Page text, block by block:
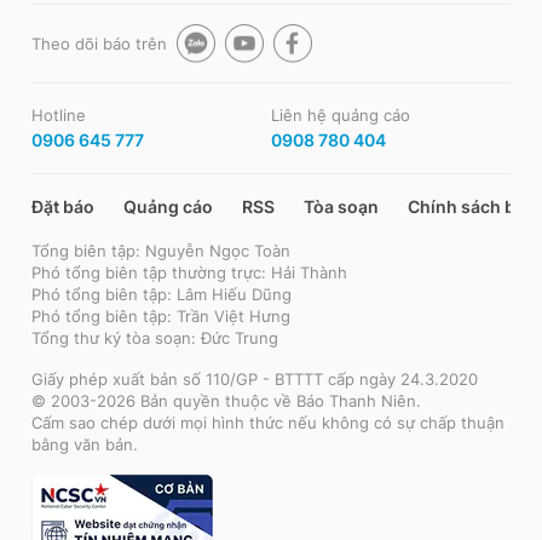
Theo dõi báo trên
Hotline
0906 645 777
Liên hệ quảng cáo
0908 780 404
Đặt báo Quảng cáo RSS Tòa soạn Chính sách bảo
Tổng biên tập: Nguyễn Ngọc Toàn
Phó tổng biên tập thường trực: Hải Thành
Phó tổng biên tập: Lâm Hiếu Dũng
Phó tổng biên tập: Trần Việt Hưng
Tổng thư ký tòa soạn: Đức Trung
Giấy phép xuất bản số 110/GP - BTTTT cấp ngày 24.3.2020
© 2003-2026 Bản quyền thuộc về Báo Thanh Niên.
Cấm sao chép dưới mọi hình thức nếu không có sự chấp thuận
bằng văn bản.